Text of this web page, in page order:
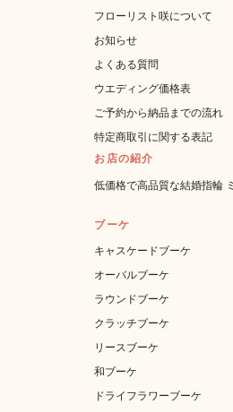
フローリスト咲について
お知らせ
よくある質問
ウエディング価格表
ご予約から納品までの流れ
特定商取引に関する表記
お店の紹介
低価格で高品質な結婚指輪
ブーケ
キャスケードブーケ
オーバルブーケ
ラウンドブーケ
クラッチブーケ
リースブーケ
和ブーケ
ドライフラワーブーケ